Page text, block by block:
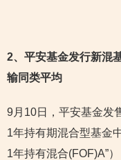
2、平安基金发行新混
输同类平均
9月10日，平安基金发
1年持有期混合型基金
1年持有混合(FOF)A”